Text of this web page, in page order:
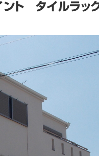
ト タイルラック